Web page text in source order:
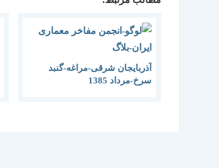
آذربایجان شرقی-مراغه-گنبد
سرخ-مرداد 1385